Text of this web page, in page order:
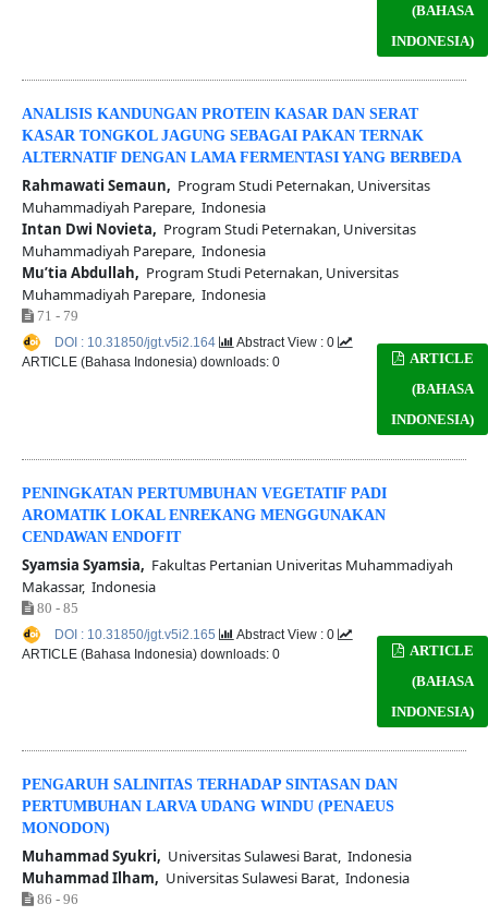
(BAHASA
INDONESIA)
ANALISIS KANDUNGAN PROTEIN KASAR DAN SERAT
KASAR TONGKOL JAGUNG SEBAGAI PAKAN TERNAK
ALTERNATIF DENGAN LAMA FERMENTASI YANG BERBEDA
Rahmawati Semaun, Program Studi Peternakan, Universitas
Muhammadiyah Parepare, Indonesia
Intan Dwi Novieta, Program Studi Peternakan, Universitas
Muhammadiyah Parepare, Indonesia
Mu’tia Abdullah, Program Studi Peternakan, Universitas
Muhammadiyah Parepare, Indonesia
71 - 79
ARTICLE
(BAHASA
INDONESIA)
DOI : 10.31850/jgt.v5i2.164
Abstract View : 0
ARTICLE (Bahasa Indonesia) downloads: 0
PENINGKATAN PERTUMBUHAN VEGETATIF PADI
AROMATIK LOKAL ENREKANG MENGGUNAKAN
CENDAWAN ENDOFIT
Syamsia Syamsia, Fakultas Pertanian Univeritas Muhammadiyah
Makassar, Indonesia
80 - 85
ARTICLE
(BAHASA
INDONESIA)
DOI : 10.31850/jgt.v5i2.165
Abstract View : 0
ARTICLE (Bahasa Indonesia) downloads: 0
PENGARUH SALINITAS TERHADAP SINTASAN DAN
PERTUMBUHAN LARVA UDANG WINDU (PENAEUS
MONODON)
Muhammad Syukri, Universitas Sulawesi Barat, Indonesia
Muhammad Ilham, Universitas Sulawesi Barat, Indonesia
86 - 96